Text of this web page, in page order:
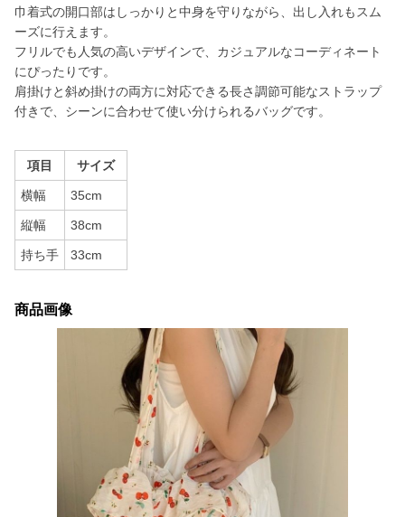
巾着式の開口部はしっかりと中身を守りながら、出し入れもスム
ーズに行えます。
フリルでも人気の高いデザインで、カジュアルなコーディネート
にぴったりです。
肩掛けと斜め掛けの両方に対応できる長さ調節可能なストラップ
付きで、シーンに合わせて使い分けられるバッグです。
項目 サイズ
横幅 35cm
縦幅 38cm
持ち手 33cm
商品画像